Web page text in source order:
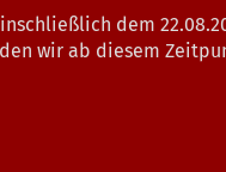
dem
wir ab diesem